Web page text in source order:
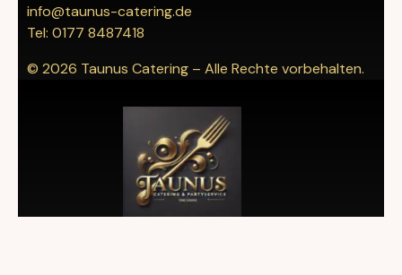
info@taunus-catering.de
Tel: 0177 8487418
© 2026 Taunus Catering – Alle Rechte vorbehalten.